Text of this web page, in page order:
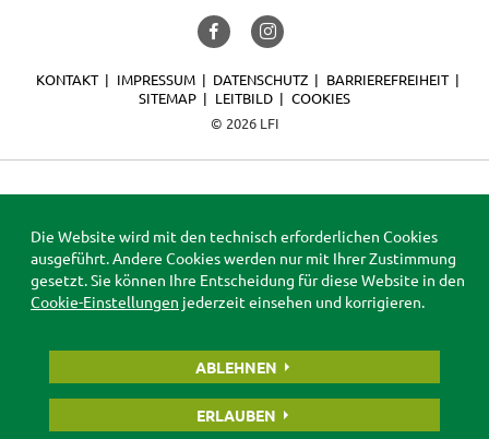
© 2026 LFI
KONTAKT IMPRESSUM DATENSCHUTZ
BARRIEREFREIHEIT
SITEMAP
LEITBILD COOKIES
Die Website wird mit den technisch erforderlichen Cookies
ausgeführt. Andere Cookies werden nur mit Ihrer Zustimmung
gesetzt. Sie können Ihre Entscheidung für diese Website in den
Cookie-Einstellungen jederzeit einsehen und korrigieren.
ABLEHNEN
ERLAUBEN